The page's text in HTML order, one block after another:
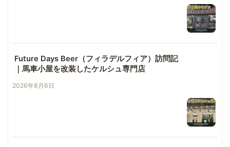
Future Days Beer（フィラデルフィア）訪問記
｜馬車小屋を改装したケルシュ専門店
2026年8月6日